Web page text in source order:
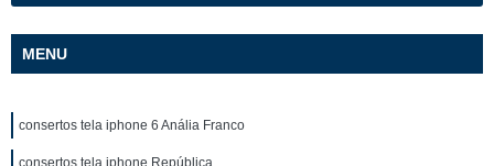
MENU
consertos tela iphone 6 Anália Franco
consertos tela iphone República